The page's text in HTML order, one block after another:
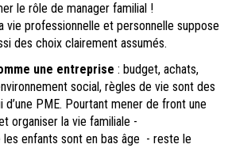
le rôle de manager familial !
vie professionnelle et personnelle suppose
des choix clairement assumés.
une entreprise : budget, achats,
social, règles de vie sont des
PME. Pourtant mener de front une
organiser la vie familiale -
enfants sont en bas âge - reste le